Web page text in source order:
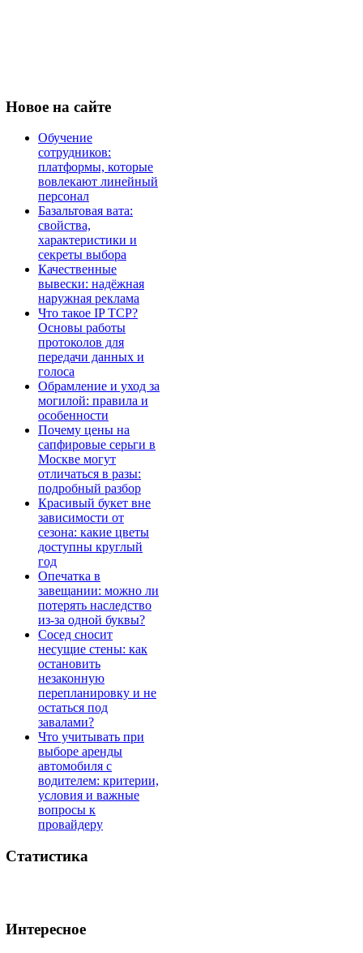
Новое на сайте
Обучение
сотрудников:
платформы, которые
вовлекают линейный
персонал
Базальтовая вата:
свойства,
характеристики и
секреты выбора
Качественные
вывески: надёжная
наружная реклама
Что такое IP TCP?
Основы работы
протоколов для
передачи данных и
голоса
Обрамление и уход за
могилой: правила и
особенности
Почему цены на
сапфировые серьги в
Москве могут
отличаться в разы:
подробный разбор
Красивый букет вне
зависимости от
сезона: какие цветы
доступны круглый
год
Опечатка в
завещании: можно ли
потерять наследство
из-за одной буквы?
Сосед сносит
несущие стены: как
остановить
незаконную
перепланировку и не
остаться под
завалами?
Что учитывать при
выборе аренды
автомобиля с
водителем: критерии,
условия и важные
вопросы к
провайдеру
Статистика
Интересное